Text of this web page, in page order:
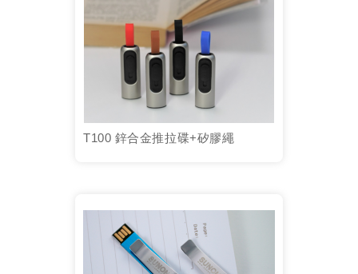
T100 鋅合金推拉碟+矽膠繩